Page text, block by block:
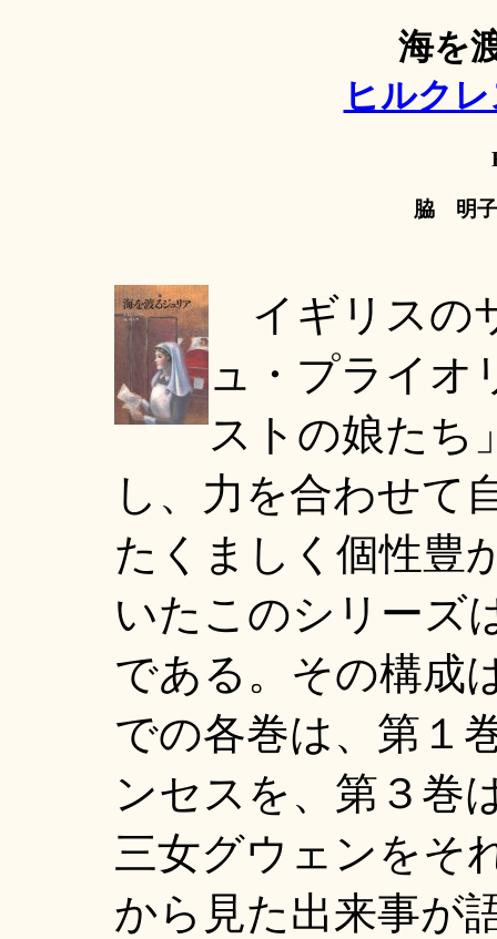
海を
ヒルク
脇 明
イギリスの
ュ・プライオ
ストの娘たち
し、力を合わせて
たくましく個性豊
いたこのシリーズ
である。その構成
での各巻は、第１
ンセスを、第３巻
三女グウェンをそ
から見た出来事が